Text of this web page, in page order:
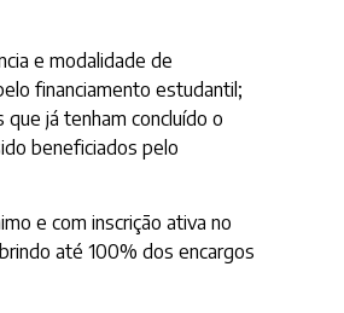
e modalidade de
financiamento estudantil;
já tenham concluído o
beneficiados pelo
e com inscrição ativa no
até 100% dos encargos